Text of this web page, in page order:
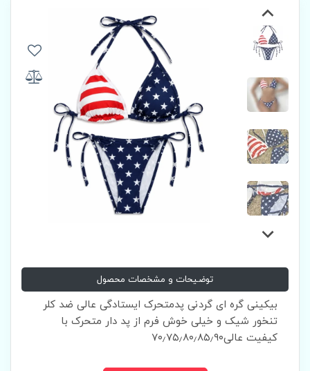
توضیحات و مشخصات محصول
بیکینی گره ای گردنی پدمتحرک ایستادگی عالی ضد کلر
تنخور شیک و خیلی خوش فرم از پد دار متحرک با
کیفیت عالی۷۰٫۷۵٫۸۰٫۸۵٫۹۰